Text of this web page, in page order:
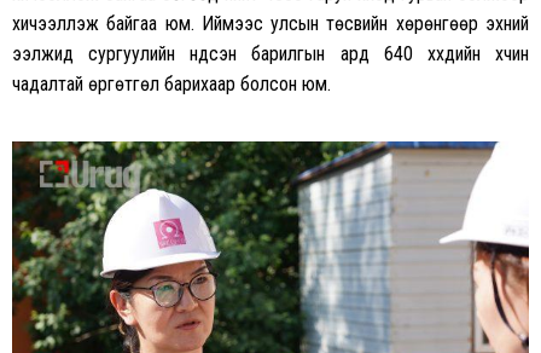
хичээллэж байгаа юм. Иймээс улсын төсвийн хөрөнгөөр эхний
ээлжид сургуулийн үндсэн барилгын ард 640 хүүхдийн хүчин
чадалтай өргөтгөл барихаар болсон юм.